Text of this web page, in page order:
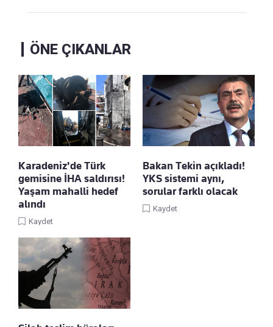
ÖNE ÇIKANLAR
Karadeniz'de Türk
gemisine İHA saldırısı!
Yaşam mahalli hedef
alındı
Kaydet
Bakan Tekin açıkladı!
YKS sistemi aynı,
sorular farklı olacak
Kaydet